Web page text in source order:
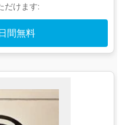
だけます:
間無料